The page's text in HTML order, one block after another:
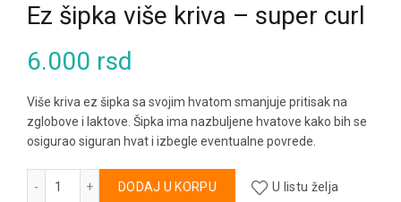
Ez šipka više kriva – super curl
6.000 rsd
Više kriva ez šipka sa svojim hvatom smanjuje pritisak na
zglobove i laktove. Šipka ima nazbuljene hvatove kako bih se
osigurao siguran hvat i izbegle eventualne povrede.
Ez šipka više kriva - super curl količina
DODAJ U KORPU
Alternative:
U listu želja